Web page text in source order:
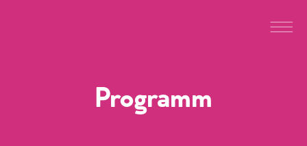
Programm